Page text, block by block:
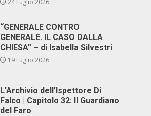
24 Luglio 2026
“GENERALE CONTRO
GENERALE. IL CASO DALLA
CHIESA” – di Isabella Silvestri
19 Luglio 2026
L’Archivio dell’Ispettore Di
Falco | Capitolo 32: Il Guardiano
del Faro